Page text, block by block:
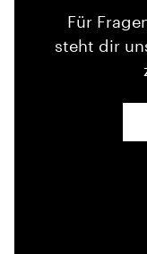
Für
steht dir